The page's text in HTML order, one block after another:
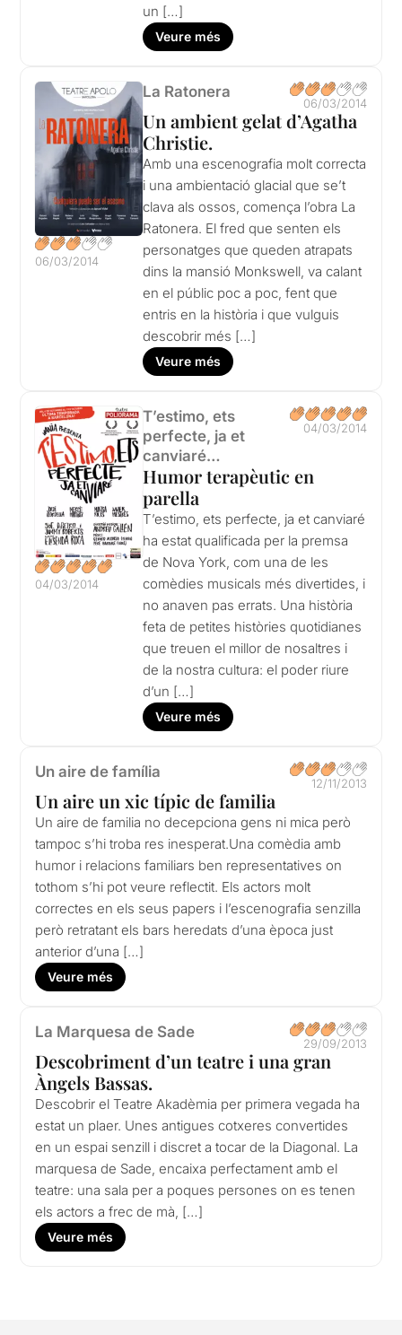
un […]
Veure més
06/03/2014
La Ratonera
06/03/2014
Un ambient gelat d’Agatha
Christie.
Amb una escenografia molt correcta
i una ambientació glacial que se’t
clava als ossos, comença l’obra La
Ratonera. El fred que senten els
personatges que queden atrapats
dins la mansió Monkswell, va calant
en el públic poc a poc, fent que
entris en la història i que vulguis
descobrir més […]
Veure més
04/03/2014
T’estimo, ets
perfecte, ja et
canviaré…
04/03/2014
Humor terapèutic en
parella
T’estimo, ets perfecte, ja et canviaré
ha estat qualificada per la premsa
de Nova York, com una de les
comèdies musicals més divertides, i
no anaven pas errats. Una història
feta de petites històries quotidianes
que treuen el millor de nosaltres i
de la nostra cultura: el poder riure
d’un […]
Veure més
Un aire de família
12/11/2013
Un aire un xic típic de familia
Un aire de familia no decepciona gens ni mica però
tampoc s’hi troba res inesperat.Una comèdia amb
humor i relacions familiars ben representatives on
tothom s’hi pot veure reflectit. Els actors molt
correctes en els seus papers i l’escenografia senzilla
però retratant els bars heredats d’una època just
anterior d’una […]
Veure més
La Marquesa de Sade
29/09/2013
Descobriment d’un teatre i una gran
Àngels Bassas.
Descobrir el Teatre Akadèmia per primera vegada ha
estat un plaer. Unes antigues cotxeres convertides
en un espai senzill i discret a tocar de la Diagonal. La
marquesa de Sade, encaixa perfectament amb el
teatre: una sala per a poques persones on es tenen
els actors a frec de mà, […]
Veure més